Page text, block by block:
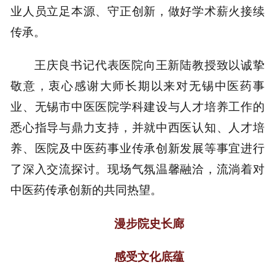
业人员立足本源、守正创新，做好学术薪火接续
传承。
王庆良书记代表医院向王新陆教授致以诚挚
敬意，衷心感谢大师长期以来对无锡中医药事
业、无锡市中医医院学科建设与人才培养工作的
悉心指导与鼎力支持，并就中西医认知、人才培
养、医院及中医药事业传承创新发展等事宜进行
了深入交流探讨。现场气氛温馨融洽，流淌着对
中医药传承创新的共同热望。
漫步院史长廊
感受文化底蕴